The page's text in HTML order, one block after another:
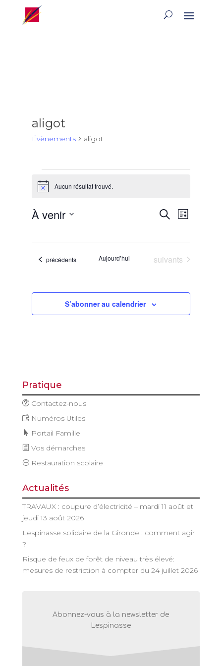
aligot
Évènements aligot
NoticeAucun résultat trouvé.
vues
Recherche
de
Liste
À venir
Évènements
précédents Aujourd’hui Évènements
suivants
S’abonner au calendrier
Pratique
Contactez-nous
Numéros Utiles
Portail Famille
Vos démarches
Restauration scolaire
Actualités
TRAVAUX : coupure d’électricité – mardi 11 août et
jeudi 13 août 2026
Lespinasse solidaire de la Gironde : comment agir
?
Risque de feux de forêt de niveau très élevé:
mesures de restriction à compter du 24 juillet 2026
Abonnez-vous à la newsletter de
Lespinasse